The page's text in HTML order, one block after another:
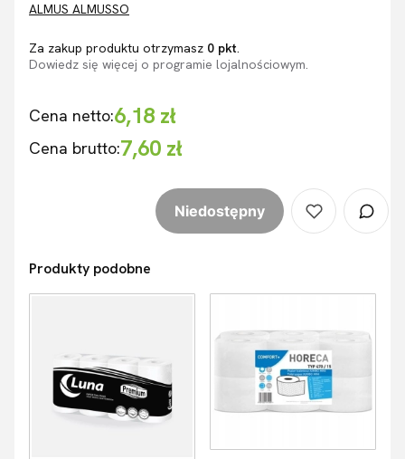
ALMUS ALMUSSO
Za zakup produktu otrzymasz 0 pkt.
Dowiedz się więcej o programie lojalnościowym.
Cena netto:6,18 zł
Cena brutto:7,60 zł
Niedostępny
Produkty podobne